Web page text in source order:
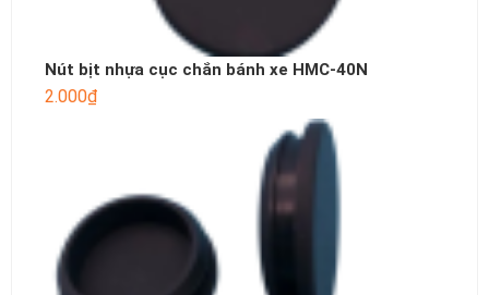
Nút bịt nhựa cục chắn bánh xe HMC-40N
2.000₫